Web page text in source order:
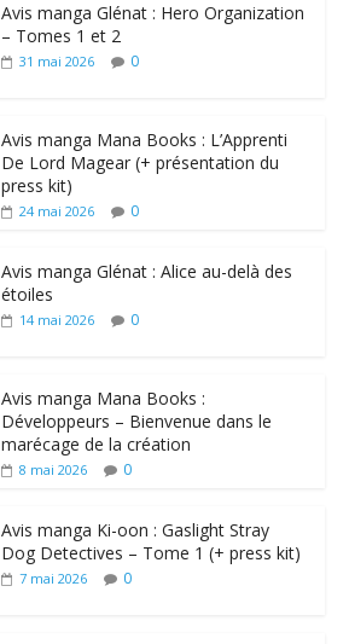
Avis manga Glénat : Hero Organization
– Tomes 1 et 2
31 mai 2026 0
Avis manga Mana Books : L’Apprenti
De Lord Magear (+ présentation du
press kit)
24 mai 2026 0
Avis manga Glénat : Alice au-delà des
étoiles
14 mai 2026 0
Avis manga Mana Books :
Développeurs – Bienvenue dans le
marécage de la création
8 mai 2026 0
Avis manga Ki-oon : Gaslight Stray
Dog Detectives – Tome 1 (+ press kit)
7 mai 2026 0